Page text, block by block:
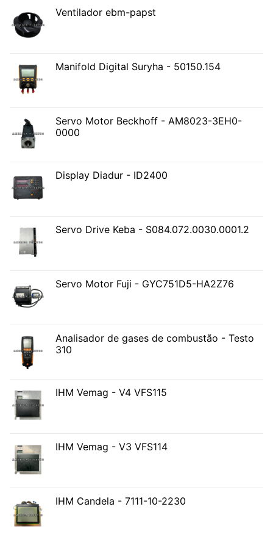
Ventilador ebm-papst
Manifold Digital Suryha - 50150.154
Servo Motor Beckhoff - AM8023-3EH0-
0000
Display Diadur - ID2400
Servo Drive Keba - S084.072.0030.0001.2
Servo Motor Fuji - GYC751D5-HA2Z76
Analisador de gases de combustão - Testo
310
IHM Vemag - V4 VFS115
IHM Vemag - V3 VFS114
IHM Candela - 7111-10-2230